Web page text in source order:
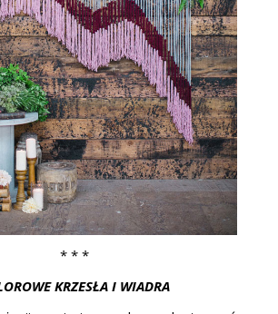
* * *
KRZESŁA I WIADRA